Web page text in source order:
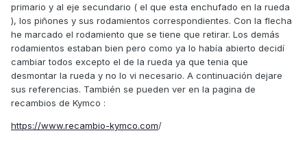
primario y al eje secundario ( el que esta enchufado en la rueda
), los piñones y sus rodamientos correspondientes. Con la flecha
he marcado el rodamiento que se tiene que retirar. Los demás
rodamientos estaban bien pero como ya lo había abierto decidí
cambiar todos excepto el de la rueda ya que tenia que
desmontar la rueda y no lo vi necesario. A continuación dejare
sus referencias. También se pueden ver en la pagina de
recambios de Kymco :
https://www.recambio-kymco.com/